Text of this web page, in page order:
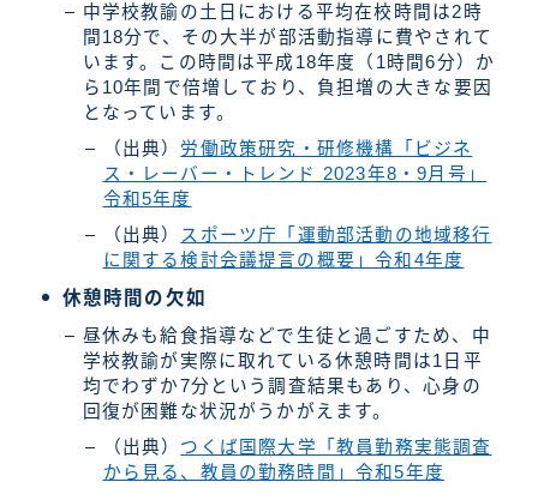
中学校教諭の土日における平均在校時間は2時
間18分で、その大半が部活動指導に費やされて
います。この時間は平成18年度（1時間6分）か
ら10年間で倍増しており、負担増の大きな要因
となっています。
（出典） 労働政策研究・研修機構「ビジネ
ス・レーバー・トレンド 2023年8・9月号」
令和5年度
（出典）
スポーツ庁「運動部活動の地域移行
に関する検討会議提言の概要」令和4年度
休憩時間の欠如
昼休みも給食指導などで生徒と過ごすため、中
学校教諭が実際に取れている休憩時間は1日平
均でわずか7分という調査結果もあり、心身の
回復が困難な状況がうかがえます。
（出典） つくば国際大学「教員勤務実態調査
から見る、教員の勤務時間」令和5年度